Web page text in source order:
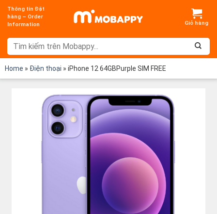
Chuyển
đến
dung
Thông tin Đặt
hàng – Order
Information
Home » Điện thoại » iPhone 12 64GBPurple SIM FREE